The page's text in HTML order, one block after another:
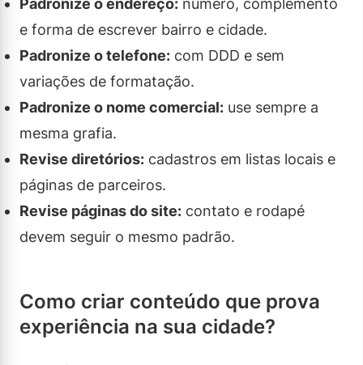
Padronize o endereço: número, complemento
e forma de escrever bairro e cidade.
Padronize o telefone: com DDD e sem
variações de formatação.
Padronize o nome comercial: use sempre a
mesma grafia.
Revise diretórios: cadastros em listas locais e
páginas de parceiros.
Revise páginas do site: contato e rodapé
devem seguir o mesmo padrão.
Como criar conteúdo que prova
experiência na sua cidade?